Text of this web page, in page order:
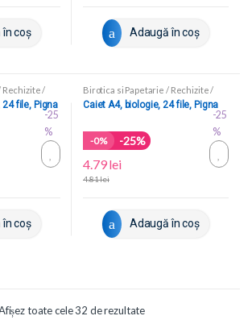
în coș Adaugă în coș
Rechizite/
file, Pigna
în coș
-25
%
Birotica si Papetarie / Rechizite/
Caiete scolare
Caiet A4, biologie, 24 file, Pigna
-0% -25%
4.79lei
4.81lei
Adaugă în coș
-25
%
toate cele 32 de rezultate